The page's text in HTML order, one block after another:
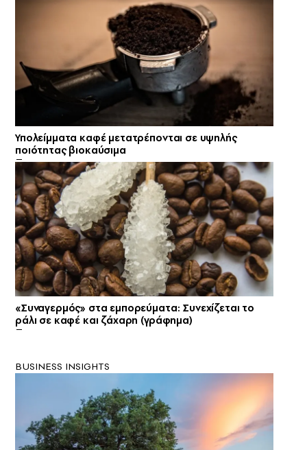
Υπολείμματα καφέ μετατρέπονται σε υψηλής
ποιότητας βιοκαύσιμα
«Συναγερμός» στα εμπορεύματα: Συνεχίζεται το
ράλι σε καφέ και ζάχαρη (γράφημα)
BUSINESS INSIGHTS